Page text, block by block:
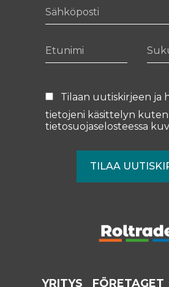
Tilaan uutiskirjeen ja
tietojeni käsittelyn kuten
tietosuojaselosteessa
YRITYS FÖRETAGET